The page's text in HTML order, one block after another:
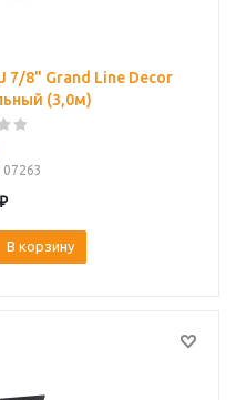
7/8" Grand Line Decor
(3,0м)
₽
В корзину